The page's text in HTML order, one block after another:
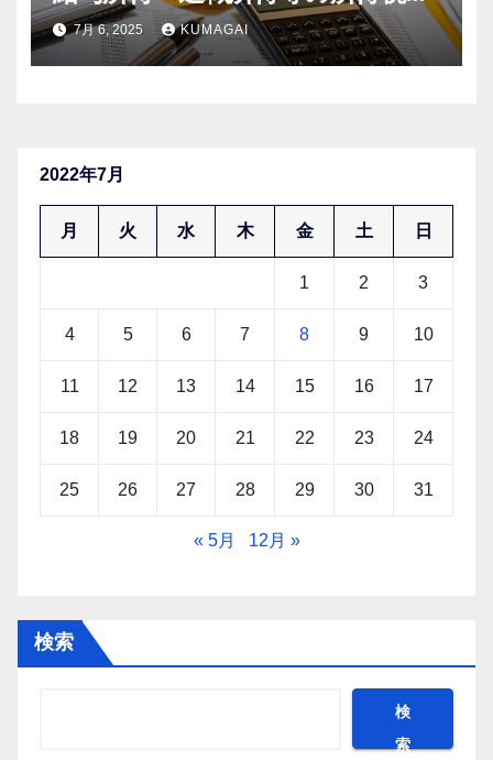
収高計算書の作成方法【令和7
年；2025年分】(創業4年目)
7月 6, 2025 KUMAGAI
2022年7月
月 火 水 木 金 土 日
1 2 3
4 5 6 7 8 9 10
11 12 13 14 15 16 17
18 19 20 21 22 23 24
25 26 27 28 29 30 31
« 5月 12月 »
検索
検
索